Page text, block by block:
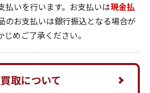
払いを行います。お支払いは現金払
のお支払いは銀行振込となる場合が
めご了承ください。
取について